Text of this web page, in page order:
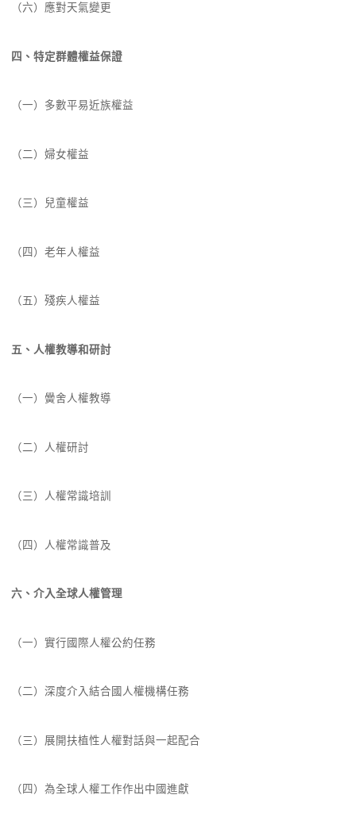
（六）應對天氣變更
四、特定群體權益保證
（一）多數平易近族權益
（二）婦女權益
（三）兒童權益
（四）老年人權益
（五）殘疾人權益
五、人權教導和研討
（一）黌舍人權教導
（二）人權研討
（三）人權常識培訓
（四）人權常識普及
六、介入全球人權管理
（一）實行國際人權公約任務
（二）深度介入結合國人權機構任務
（三）展開扶植性人權對話與一起配合
（四）為全球人權工作作出中國進獻